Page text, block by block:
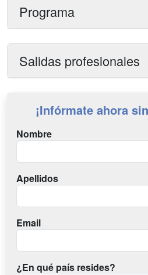
Programa
Salidas profesionales
¡Infórmate ahora
Nombre
Apellidos
Email
¿En qué país resides?